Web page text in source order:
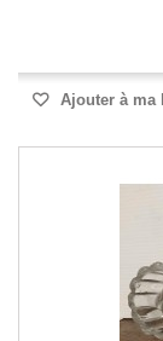
Ajouter à ma